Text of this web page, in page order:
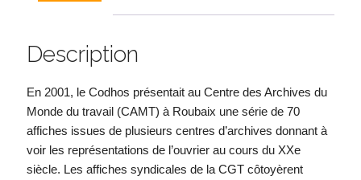
Description
En 2001, le Codhos présentait au Centre des Archives du
Monde du travail (CAMT) à Roubaix une série de 70
affiches issues de plusieurs centres d’archives donnant à
voir les représentations de l’ouvrier au cours du XXe
siècle. Les affiches syndicales de la CGT côtoyèrent